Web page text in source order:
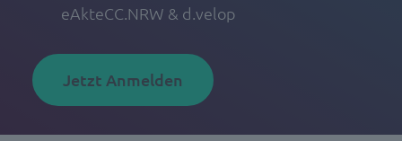
eAkteCC.NRW & d.velop
Jetzt Anmelden